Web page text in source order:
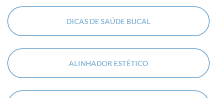
DICAS DE SAÚDE BUCAL
ALINHADOR ESTÉTICO